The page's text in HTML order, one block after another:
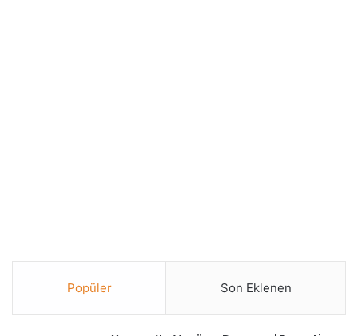
Popüler Son Eklenen